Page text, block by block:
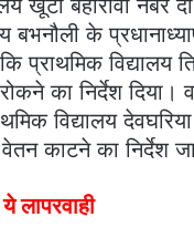
खूंटा बहोरावां
बभनौली के
प्राथमिक विद्यालय
का निर्देश दिया।
विद्यालय
काटने का निर्देश
लापरवाही